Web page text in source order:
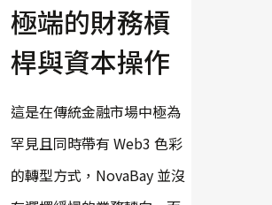
極端的財務槓
桿與資本操作
這是在傳統金融市場中極為
罕見且同時帶有 Web3 色彩
的轉型方式，NovaBay 並沒